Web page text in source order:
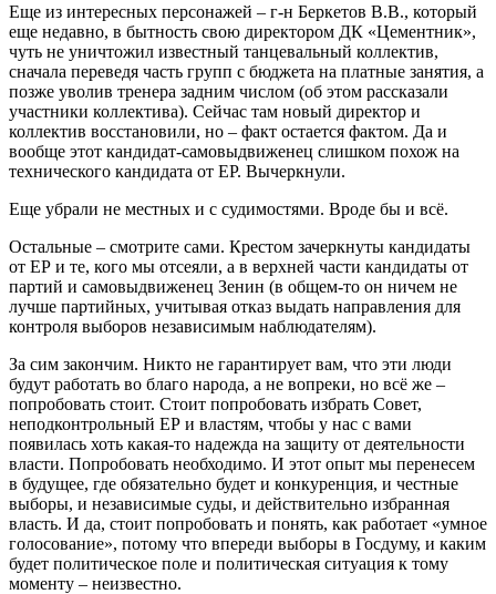
Еще из интересных персонажей – г-н Беркетов В.В., который
еще недавно, в бытность свою директором ДК «Цементник»,
чуть не уничтожил известный танцевальный коллектив,
сначала переведя часть групп с бюджета на платные занятия, а
позже уволив тренера задним числом (об этом рассказали
участники коллектива). Сейчас там новый директор и
коллектив восстановили, но – факт остается фактом. Да и
вообще этот кандидат-самовыдвиженец слишком похож на
технического кандидата от ЕР. Вычеркнули.
Еще убрали не местных и с судимостями. Вроде бы и всё.
Остальные – смотрите сами. Крестом зачеркнуты кандидаты
от ЕР и те, кого мы отсеяли, а в верхней части кандидаты от
партий и самовыдвиженец Зенин (в общем-то он ничем не
лучше партийных, учитывая отказ выдать направления для
контроля выборов независимым наблюдателям).
За сим закончим. Никто не гарантирует вам, что эти люди
будут работать во благо народа, а не вопреки, но всё же –
попробовать стоит. Стоит попробовать избрать Совет,
неподконтрольный ЕР и властям, чтобы у нас с вами
появилась хоть какая-то надежда на защиту от деятельности
власти. Попробовать необходимо. И этот опыт мы перенесем
в будущее, где обязательно будет и конкуренция, и честные
выборы, и независимые суды, и действительно избранная
власть. И да, стоит попробовать и понять, как работает «умное
голосование», потому что впереди выборы в Госдуму, и каким
будет политическое поле и политическая ситуация к тому
моменту – неизвестно.